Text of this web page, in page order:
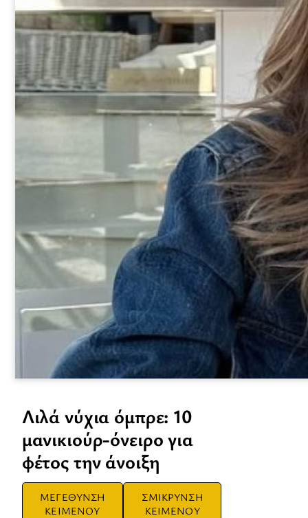
Λιλά νύχια όμπρε: 10
μανικιούρ-όνειρο για
φέτος την άνοιξη
ΜΕΓΕΘΥΝΣΗ
ΚΕΙΜΕΝΟΥ
ΣΜΙΚΡΥΝΣΗ
ΚΕΙΜΕΝΟΥ